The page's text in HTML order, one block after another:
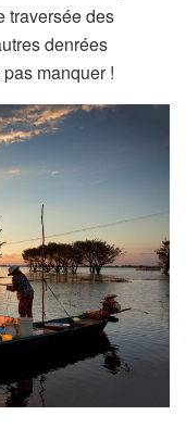
traversée des
denrées
manquer !